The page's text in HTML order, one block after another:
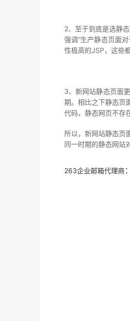
2、至于到底是选静
强调“生产静态页面
性极高的JSP，这些
3、新网站静态页面
期。相比之下静态页
代码，静态网页不存
所以，新网站静态页
同一时期的静态网站
263企业邮箱代理商